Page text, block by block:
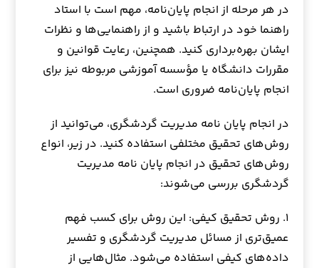
در هر مرحله از انجام پایان‌نامه، مهم است با استاد
راهنما خود در ارتباط باشید و از راهنمایی‌ها و نظرات
ایشان بهره‌برداری کنید. همچنین، رعایت قوانین و
مقررات دانشگاه یا مؤسسه آموزشی مربوطه نیز برای
انجام پایان‌نامه ضروری است.
در انجام پایان نامه مدیریت گردشگری، می‌توانید از
روش‌های تحقیق مختلفی استفاده کنید. در زیر، انواع
روش‌های تحقیق در انجام پایان نامه مدیریت
گردشگری بررسی می‌شوند:
۱. روش تحقیق کیفی: این روش برای کسب فهم
عمیق‌تری از مسائل مدیریت گردشگری و تفسیر
داده‌های کیفی استفاده می‌شود. مثال‌هایی از